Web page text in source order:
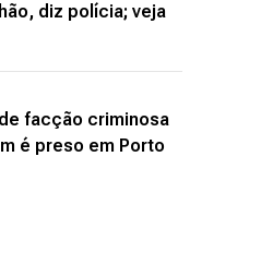
diz polícia; veja
facção criminosa
é preso em Porto